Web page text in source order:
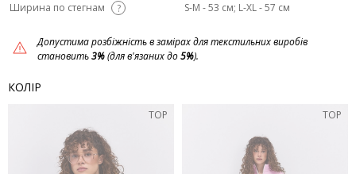
Ширина по стегнам
? S-M - 53 см; L-ХL - 57 см
Допустима розбіжність в замірах для текстильних виробів
становить3%(для в'язаних до5%).
КОЛІР
TOP TOP